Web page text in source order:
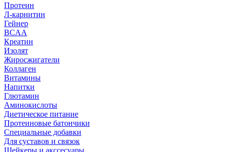
Протеин
Л-карнитин
Гейнер
BCAA
Креатин
Изолят
Жиросжигатели
Коллаген
Витамины
Напитки
Глютамин
Аминокислоты
Диетическое питание
Протеиновые батончики
Специальные добавки
Для суставов и связок
Шейкеры и акссесуары